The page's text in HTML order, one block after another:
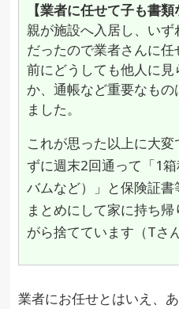
【業者に任せて子も書類
親が施設へ入居し、い
だったので業者さんに
前にどうしても他人に
か、通帳など重要なも
ました。
これが思った以上に大
ずに週末2回通って「1
バムなど）」と保険証
まとめにして家に持ち
がら捨てています（Tさ
業者にお任せとはいえ、